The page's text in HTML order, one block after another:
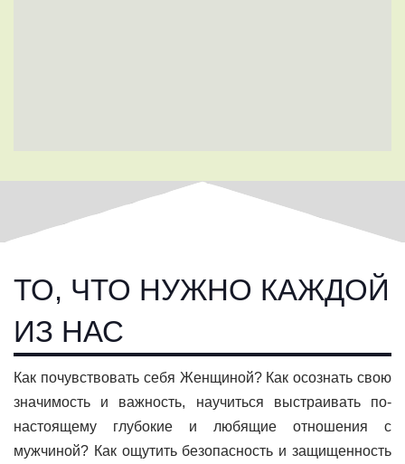
ТО, ЧТО НУЖНО КАЖДОЙ
ИЗ НАС
Как почувствовать себя Женщиной? Как осознать свою
значимость и важность, научиться выстраивать по-
настоящему глубокие и любящие отношения с
мужчиной? Как ощутить безопасность и защищенность